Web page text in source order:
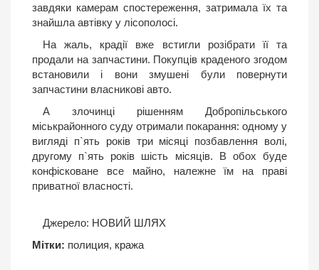
завдяки камерам спостереження, затримала їх та
знайшла автівку у лісополосі.
На жаль, крадії вже встигли розібрати її та
продали на запчастини. Покупців краденого згодом
встановили і вони змушені були повернути
запчастини власникові авто.
А злочинці рішенням Добропільського
міськрайонного суду отримали покарання: одному у
вигляді п`ять років три місяці позбавлення волі,
другому п`ять років шість місяців. В обох буде
конфісковане все майно, належне їм на праві
приватної власності.
Джерело: НОВИЙ ШЛЯХ
Мітки: полиция, кража